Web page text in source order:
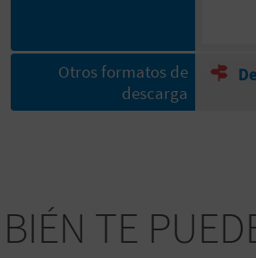
Otros formatos de
descarga
TE